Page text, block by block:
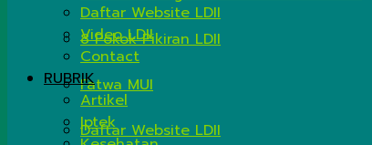
8 Pokok Pikiran LDII
Fatwa MUI
Daftar Website LDII
Daftar Website LDII
Video LDII
Contact
RUBRIK
Artikel
Iptek